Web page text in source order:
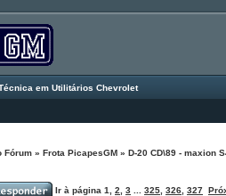
em Utilitários Chevrolet
Fórum » Frota PicapesGM » D-20 CD\89 - maxion
Ir à página 1 2 3 325 326 327